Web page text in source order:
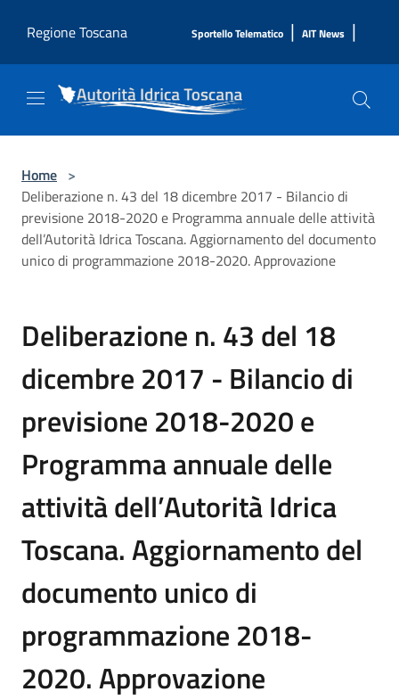
Regione Toscana
Sportello Telematico | AIT News |
Home >
Deliberazione n. 43 del 18 dicembre 2017 - Bilancio di
previsione 2018-2020 e Programma annuale delle attività
dell’Autorità Idrica Toscana. Aggiornamento del documento
unico di programmazione 2018-2020. Approvazione
Deliberazione n. 43 del 18
dicembre 2017 - Bilancio di
previsione 2018-2020 e
Programma annuale delle
attività dell’Autorità Idrica
Toscana. Aggiornamento del
documento unico di
programmazione 2018-
2020. Approvazione